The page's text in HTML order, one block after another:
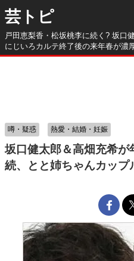
芸トピ
戸田恵梨香・松坂桃李に続く? 坂口
にじいろカルテ終了後の来年春が濃
坂口健太郎＆高畑充希
続、とと姉ちゃんカップ
噂・疑惑 熱愛・結婚・妊娠